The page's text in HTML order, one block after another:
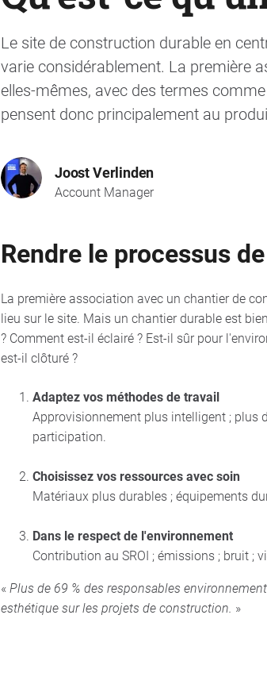
Le site de construction durable en
varie considérablement. La première
elles-mêmes, avec des termes
pensent donc principalement au
Joost Verlinden
Account Manager
Rendre le processus
La première association avec un chantier de
lieu sur le site. Mais un chantier durable est
? Comment est-il éclairé ? Est-il sûr pour
est-il clôturé ?
Adaptez vos méthodes de travail
Approvisionnement plus intelligent ; plus
participation.
Choisissez vos ressources avec soin
Matériaux plus durables ; équipements
Dans le respect de l'environnement
Contribution au SROI ; émissions ; bruit ;
«Plus de 69 % des responsables
esthétique sur les projets de construction. »